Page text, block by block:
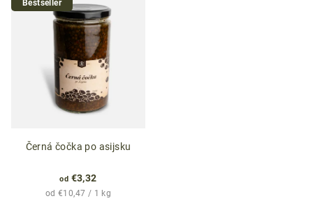
Bestseller
Černá čočka po asijsku
od €3,32
Jednotková
od €10,47 / 1 kg